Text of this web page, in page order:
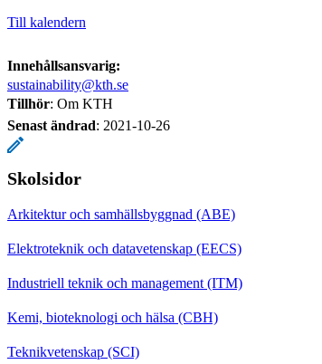
Till kalendern
Innehållsansvarig:
sustainability@kth.se
Tillhör: Om KTH
Senast ändrad: 2021-10-26
Skolsidor
Arkitektur och samhällsbyggnad (ABE)
Elektroteknik och datavetenskap (EECS)
Industriell teknik och management (ITM)
Kemi, bioteknologi och hälsa (CBH)
Teknikvetenskap (SCI)